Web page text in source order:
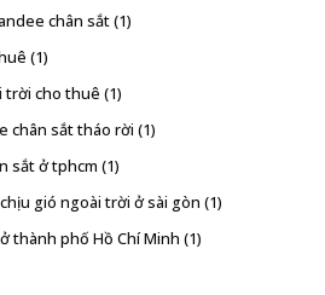
chân sắt(1)
(1)
trời cho thuê (1)
chân sắt tháo rời (1)
sắt ở tphcm (1)
gió ngoài trời ở sài gòn (1)
thành phố Hồ Chí Minh (1)